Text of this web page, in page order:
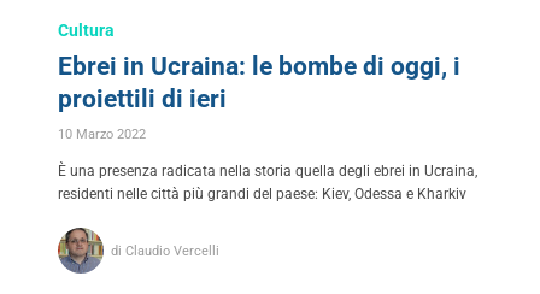
Cultura
Ebrei in Ucraina: le bombe di oggi, i
proiettili di ieri
10 Marzo 2022
È una presenza radicata nella storia quella degli ebrei in Ucraina,
residenti nelle città più grandi del paese: Kiev, Odessa e Kharkiv
di Claudio Vercelli